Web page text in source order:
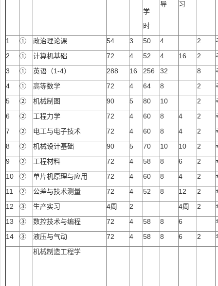
学
时
导
习
1 ① 政治理论课 54 3 50 4 2
2
① 计算机基础 72 4 52 4 16 2
3
① 英语（1-4） 288 16 256 32 8
4
① 高等数学 72 4 64 8 2
5
② 机械制图 90 5 80 10 2
6
② 工程力学 72 4 60 8 4 2
7
② 电工与电子技术 72 4 60 8 4 2
8
② 机械设计基础 90 5 70 10 10 2
9
② 工程材料 72 4 58 8 6 2
10
② 单片机原理与应用 72 4 60 8 4 2
11
② 公差与技术测量 72 4 52 8 12 2
12
③ 生产实习 4周 2 4周 2
13
③ 数控技术与编程 72 4 58 8 6
14
③ 液压与气动 72 4 58 8 6 2
机械制造工程学